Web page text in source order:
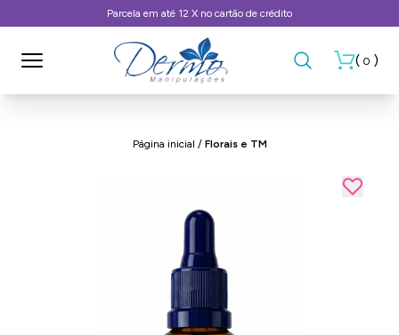
Frete Grátis, consulte as condições
( 0 )
Página inicial / Florais e TM